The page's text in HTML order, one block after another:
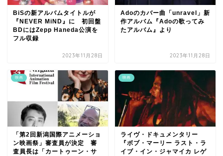
BiSの新アルバムタイトルが
『NEVER MiND』に 初回盤
BDにはZepp Haneda公演を
フル収録
2023年11月28日
Adoのカバー曲「unravel」新
作アルバム『Adoの歌ってみ
たアルバム』より
2023年11月28日
映画
「第2回新潟国際アニメーショ
ン映画祭」審査員が決定 審
査員長は「カートゥーン・サ
映画
ライヴ・ドキュメンタリー
『ボブ・マーリー ラスト・ラ
イブ・イン・ジャマイカ レゲ